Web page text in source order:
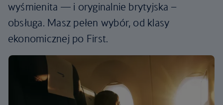
wyśmienita — i oryginalnie brytyjska –
obsługa. Masz pełen wybór, od klasy
ekonomicznej po First.